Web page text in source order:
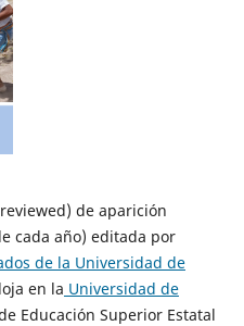
de aparición
cada año) editada por
de la Universidad de
en la Universidad de
Educación Superior Estatal